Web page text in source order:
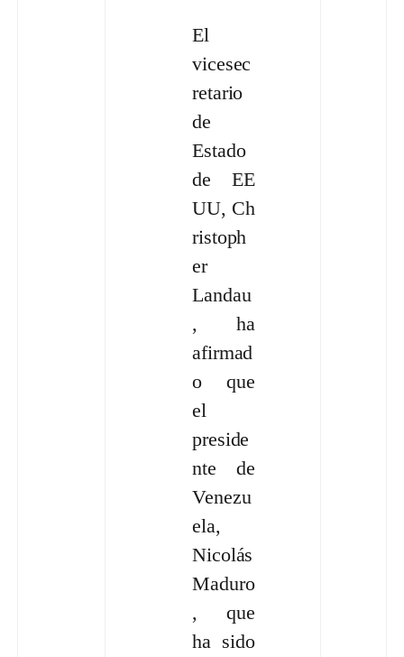
El
vicesec
retario
de
Estado
de EE
UU, Ch
ristoph
er
Landau
, ha
afirmad
o que
el
preside
nte de
Venezu
ela,
Nicolás
Maduro
, que
ha sido